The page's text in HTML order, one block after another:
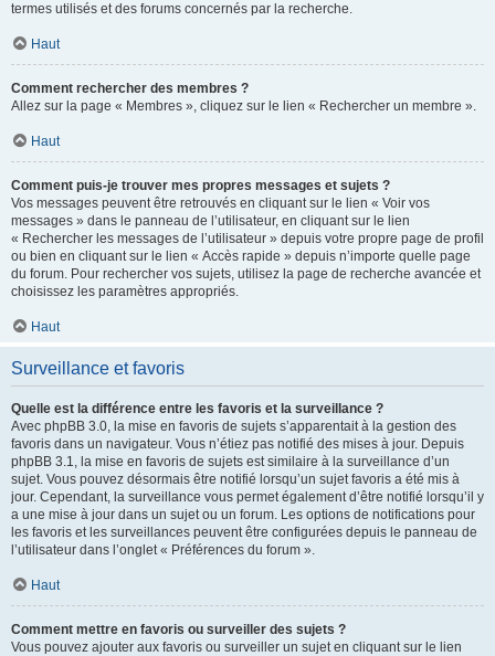
termes utilisés et des forums concernés par la recherche.
Haut
Comment rechercher des membres ?
Allez sur la page « Membres », cliquez sur le lien « Rechercher un membre ».
Haut
Comment puis-je trouver mes propres messages et sujets ?
Vos messages peuvent être retrouvés en cliquant sur le lien « Voir vos
messages » dans le panneau de l’utilisateur, en cliquant sur le lien
« Rechercher les messages de l’utilisateur » depuis votre propre page de profil
ou bien en cliquant sur le lien « Accès rapide » depuis n’importe quelle page
du forum. Pour rechercher vos sujets, utilisez la page de recherche avancée et
choisissez les paramètres appropriés.
Haut
Surveillance et favoris
Quelle est la différence entre les favoris et la surveillance ?
Avec phpBB 3.0, la mise en favoris de sujets s’apparentait à la gestion des
favoris dans un navigateur. Vous n’étiez pas notifié des mises à jour. Depuis
phpBB 3.1, la mise en favoris de sujets est similaire à la surveillance d’un
sujet. Vous pouvez désormais être notifié lorsqu’un sujet favoris a été mis à
jour. Cependant, la surveillance vous permet également d’être notifié lorsqu’il y
a une mise à jour dans un sujet ou un forum. Les options de notifications pour
les favoris et les surveillances peuvent être configurées depuis le panneau de
l’utilisateur dans l’onglet « Préférences du forum ».
Haut
Comment mettre en favoris ou surveiller des sujets ?
Vous pouvez ajouter aux favoris ou surveiller un sujet en cliquant sur le lien